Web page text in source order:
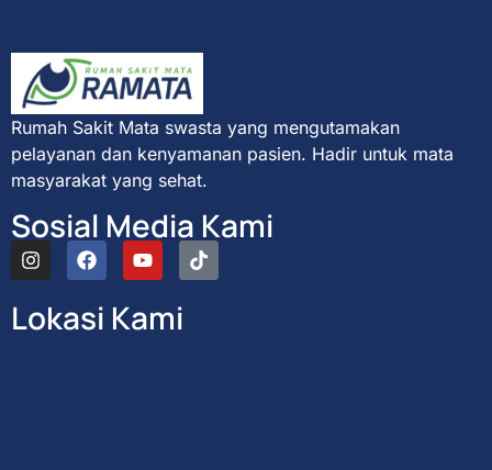
Rumah Sakit Mata swasta yang mengutamakan
pelayanan dan kenyamanan pasien. Hadir untuk mata
masyarakat yang sehat.
Sosial Media Kami
Lokasi Kami